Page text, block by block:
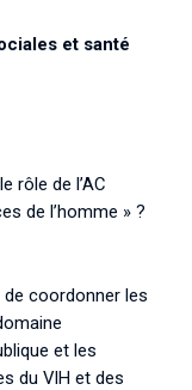
et santé
rôle de l’AC
de l’homme » ?
de coordonner les
et les
du VIH et des